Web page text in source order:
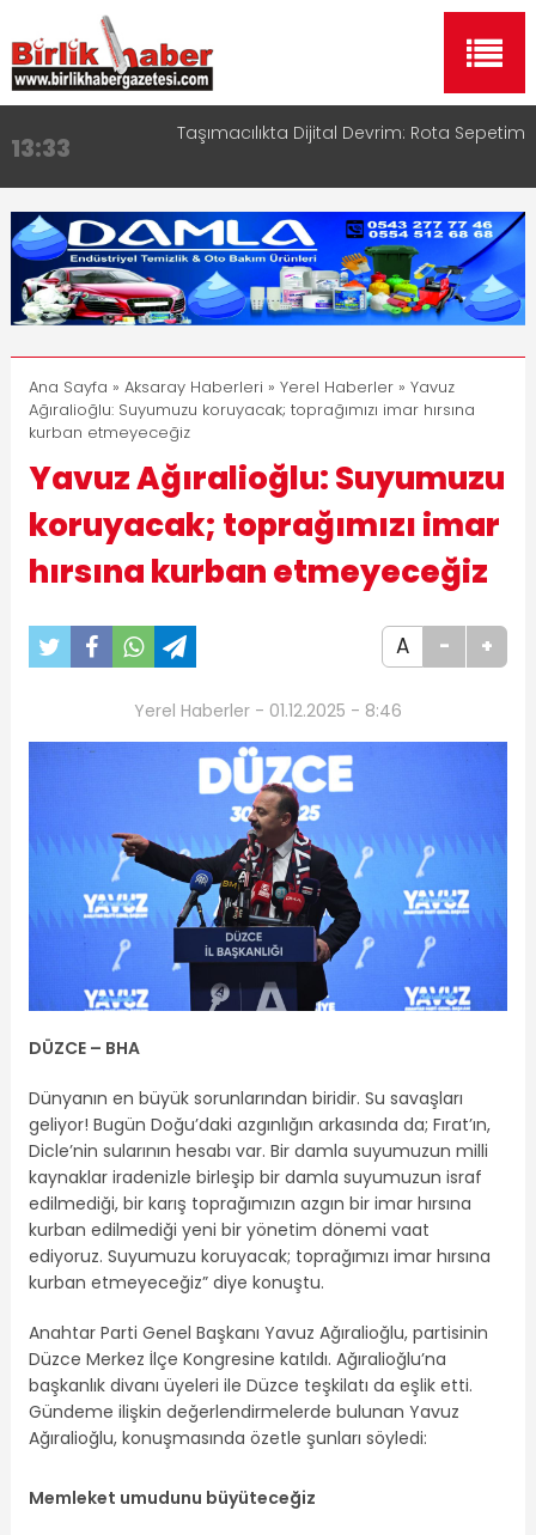
17:15
Aksaray OSB Bölge Müdürü Makam Koltuğunu
16:00
Aksaray Esnaf Rehberi ile Google ve Yapay Zeka
Aramalarında Öne Çıkın
8:23 Aksaray Esnaf Rehberi Hizmete Girdi
11:30
Birlikhaber.com Yayın Hayatına Başladı | Hızlı ve
Akıllı Haber Platformu
13:33 Taşımacılıkta Dijital Devrim: Rota Sepetim
Ana Sayfa » Aksaray Haberleri » Yerel Haberler» Yavuz
Ağıralioğlu: Suyumuzu koruyacak; toprağımızı imar hırsına
kurban etmeyeceğiz
Yavuz Ağıralioğlu: Suyumuzu
koruyacak; toprağımızı imar
hırsına kurban etmeyeceğiz
A - +
Yerel Haberler - 01.12.2025 - 8:46
DÜZCE – BHA
Dünyanın en büyük sorunlarından biridir. Su savaşları
geliyor! Bugün Doğu’daki azgınlığın arkasında da; Fırat’ın,
Dicle’nin sularının hesabı var. Bir damla suyumuzun milli
kaynaklar iradenizle birleşip bir damla suyumuzun israf
edilmediği, bir karış toprağımızın azgın bir imar hırsına
kurban edilmediği yeni bir yönetim dönemi vaat
ediyoruz. Suyumuzu koruyacak; toprağımızı imar hırsına
kurban etmeyeceğiz” diye konuştu.
Anahtar Parti Genel Başkanı Yavuz Ağıralioğlu, partisinin
Düzce Merkez İlçe Kongresine katıldı. Ağıralioğlu’na
başkanlık divanı üyeleri ile Düzce teşkilatı da eşlik etti.
Gündeme ilişkin değerlendirmelerde bulunan Yavuz
Ağıralioğlu, konuşmasında özetle şunları söyledi:
Memleket umudunu büyüteceğiz